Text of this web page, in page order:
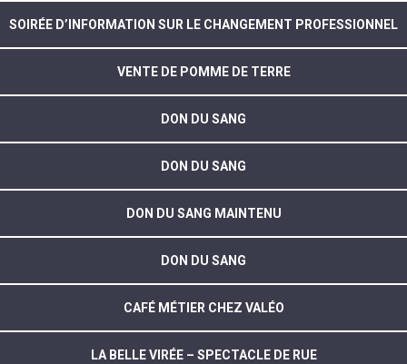
SOIRÉE D’INFORMATION SUR LE CHANGEMENT PROFESSIONNEL
VENTE DE POMME DE TERRE
DON DU SANG
DON DU SANG
DON DU SANG MAINTENU
DON DU SANG
CAFÉ MÉTIER CHEZ VALÉO
LA BELLE VIRÉE – SPECTACLE DE RUE